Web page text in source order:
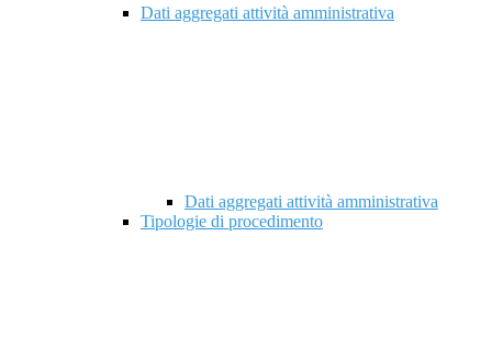
Dati aggregati attività amministrativa
Dati aggregati attività amministrativa
Tipologie di procedimento